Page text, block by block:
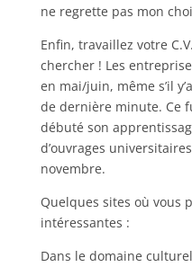
ne regrette pas mon
Enfin, travaillez votre
chercher ! Les
en mai/juin, même s’il
de dernière minute. Ce
débuté son
d’ouvrages
novembre.
Quelques sites où vous
intéressantes :
Dans le domaine